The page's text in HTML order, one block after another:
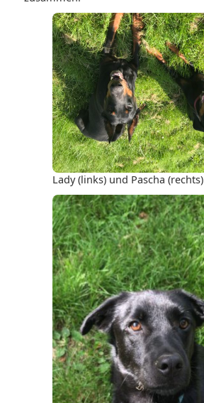
Lady (links) und Pascha (rechts)